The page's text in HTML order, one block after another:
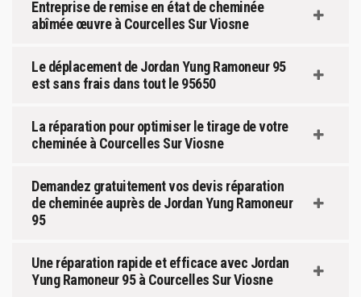
Entreprise de remise en état de cheminée
abîmée œuvre à Courcelles Sur Viosne
Le déplacement de Jordan Yung Ramoneur 95
est sans frais dans tout le 95650
La réparation pour optimiser le tirage de votre
cheminée à Courcelles Sur Viosne
Demandez gratuitement vos devis réparation
de cheminée auprès de Jordan Yung Ramoneur
95
Une réparation rapide et efficace avec Jordan
Yung Ramoneur 95 à Courcelles Sur Viosne